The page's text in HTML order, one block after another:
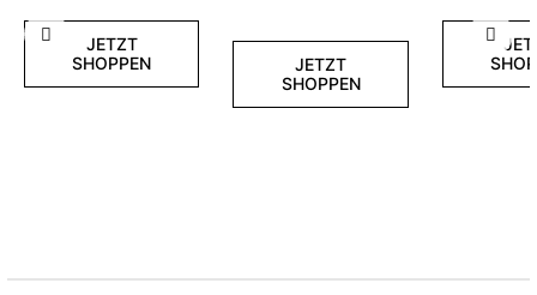
ZurückJETZT
SHOPPEN
JETZT
SHOPPEN